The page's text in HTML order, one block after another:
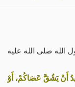
صلى الله عليه
أَنْ يَشُقَّ عَصَاكُمْ، أَوْ